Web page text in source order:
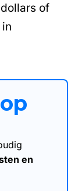
of
en